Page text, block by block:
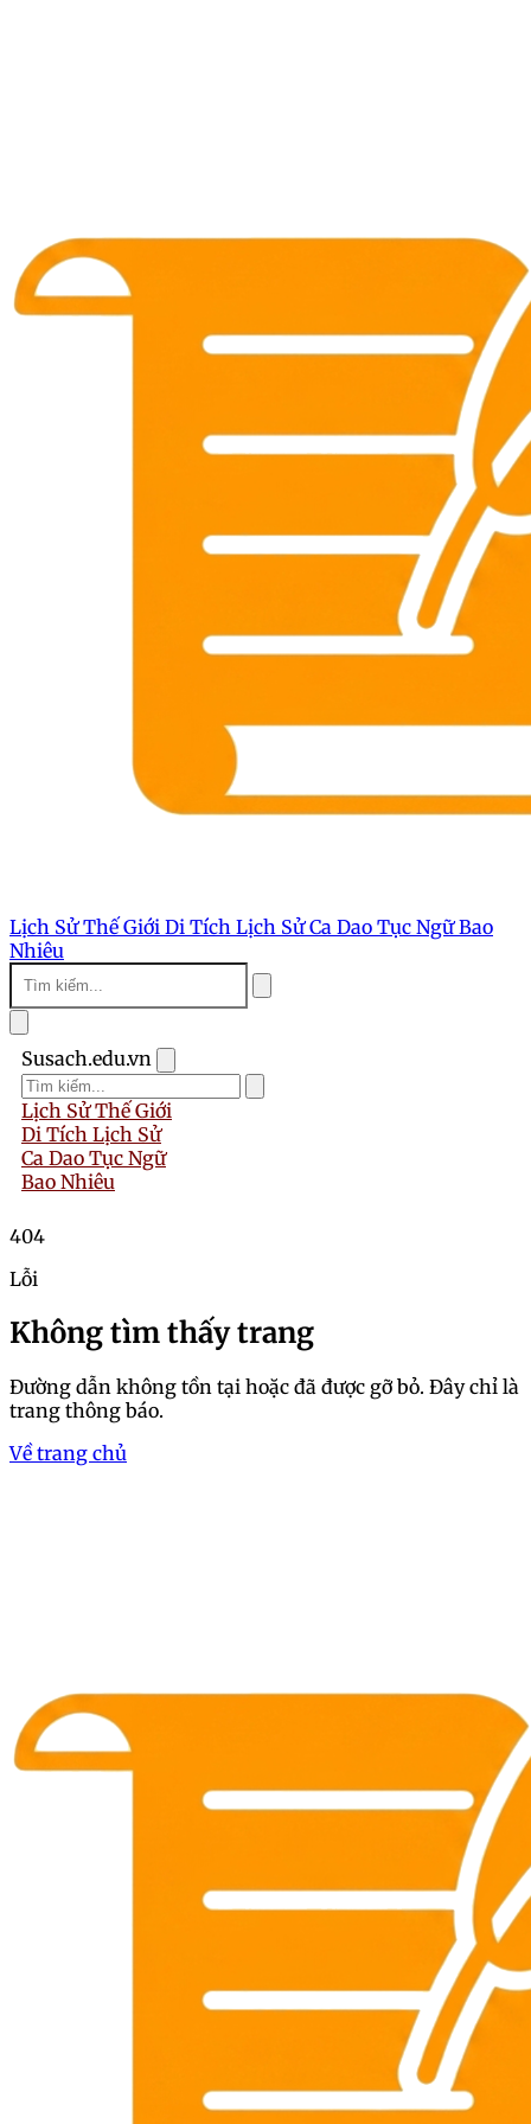
Lịch Sử Thế Giới Di Tích Lịch SửCa Dao Tục NgữBao
Nhiêu
Susach.edu.vn
Lịch Sử Thế Giới
Di Tích Lịch Sử
Ca Dao Tục Ngữ
Bao Nhiêu
404
Lỗi
Không tìm thấy trang
Đường dẫn không tồn tại hoặc đã được gỡ bỏ. Đây chỉ là
trang thông báo.
Về trang chủ
Hoài An